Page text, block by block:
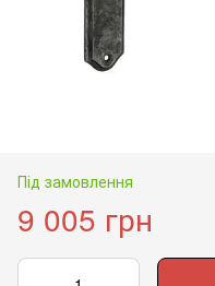
Під замовлення
9 005 грн